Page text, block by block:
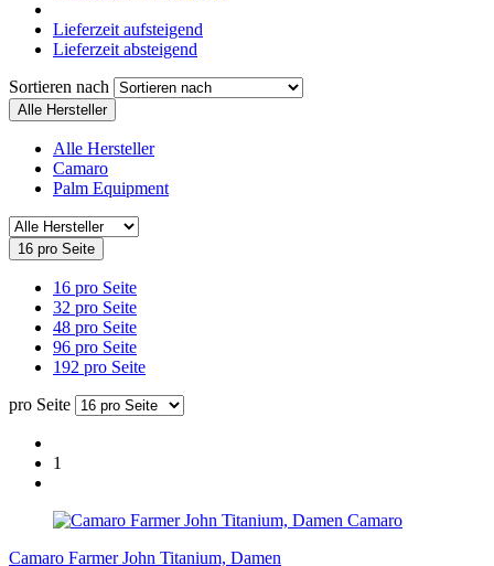
Lieferzeit aufsteigend
Lieferzeit absteigend
Sortieren nach
Alle Hersteller
Alle Hersteller
Camaro
Palm Equipment
16 pro Seite
16 pro Seite
32 pro Seite
48 pro Seite
96 pro Seite
192 pro Seite
pro Seite
1
Camaro
Camaro Farmer John Titanium, Damen